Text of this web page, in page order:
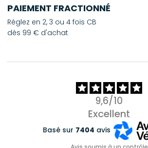
PAIEMENT FRACTIONNÉ
Réglez en 2, 3 ou 4 fois CB
dès 99 € d'achat
9,6/10
Excellent
Basé sur 7404 avis